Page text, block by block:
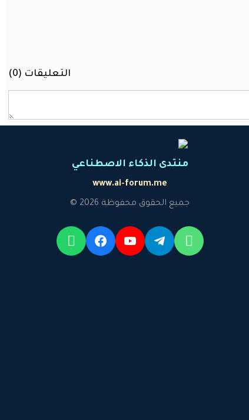
التعليقات (0
)
منتدى الذكاء الاصطناعي
www.ai-forum.me
جميع الحقوق محفوظة 2026 ©